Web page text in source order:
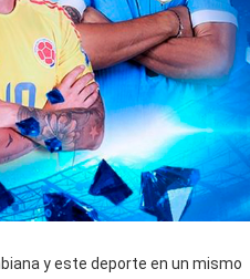
y este deporte en un mismo